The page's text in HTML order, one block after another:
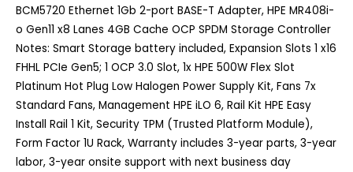
BCM5720 Ethernet 1Gb 2-port BASE-T Adapter, HPE MR408i-
o Gen11 x8 Lanes 4GB Cache OCP SPDM Storage Controller
Notes: Smart Storage battery included, Expansion Slots 1 x16
FHHL PCIe Gen5; 1 OCP 3.0 Slot, 1x HPE 500W Flex Slot
Platinum Hot Plug Low Halogen Power Supply Kit, Fans 7x
Standard Fans, Management HPE iLO 6, Rail Kit HPE Easy
Install Rail 1 Kit, Security TPM (Trusted Platform Module),
Form Factor 1U Rack, Warranty includes 3-year parts, 3-year
labor, 3-year onsite support with next business day